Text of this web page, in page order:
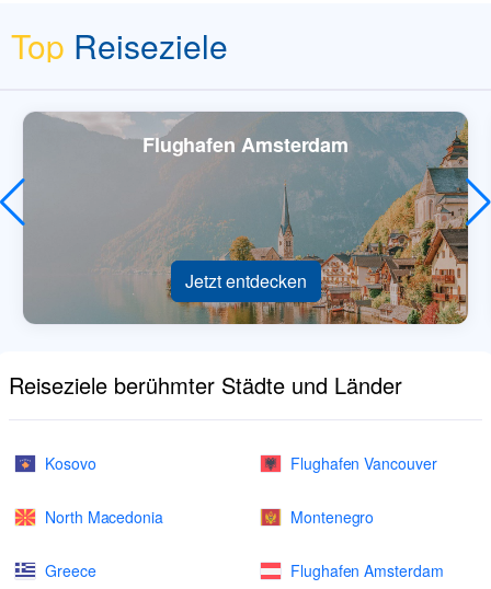
Top Reiseziele
Flughafen Amsterdam
Jetzt entdecken
Reiseziele berühmter Städte und Länder
Kosovo Flughafen Vancouver
North Macedonia Montenegro
Greece Flughafen Amsterdam